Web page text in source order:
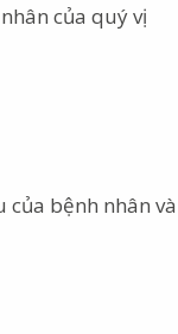
của quý vị
của bệnh nhân và